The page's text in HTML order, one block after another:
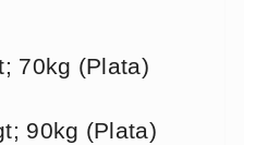
70kg (Plata)
90kg (Plata)